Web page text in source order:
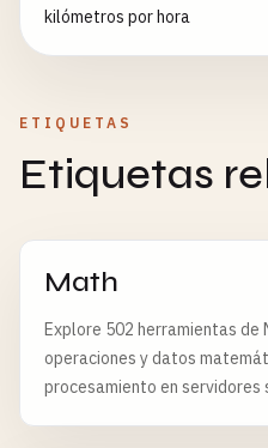
kilómetros por hora
ETIQUETAS
Etiquetas
Math
Explore 502 herramientas de
operaciones y datos
procesamiento en servidores